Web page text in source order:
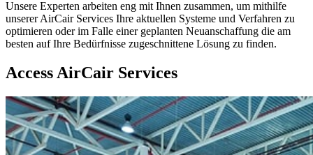
Unsere Experten arbeiten eng mit Ihnen zusammen, um mithilfe
unserer AirCair Services Ihre aktuellen Systeme und Verfahren zu
optimieren oder im Falle einer geplanten Neuanschaffung die am
besten auf Ihre Bedürfnisse zugeschnittene Lösung zu finden.
Access AirCair Services